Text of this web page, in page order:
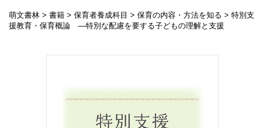
萌文書林 > 書籍 > 保育者養成科目 > 保育の内容・方法を知る > 特別支
援教育・保育概論 ―特別な配慮を要する子どもの理解と支援